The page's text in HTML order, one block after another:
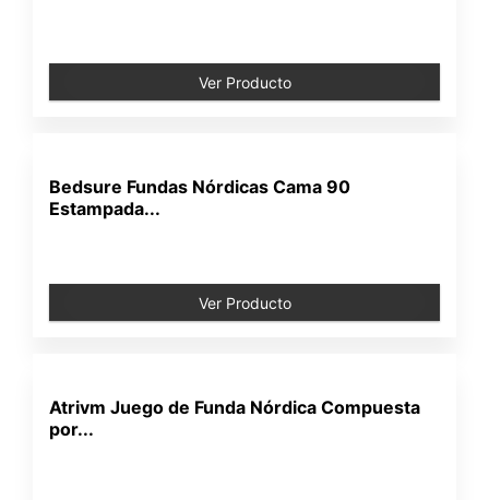
Ver Producto
Bedsure Fundas Nórdicas Cama 90
Estampada...
Ver Producto
Atrivm Juego de Funda Nórdica Compuesta
por...